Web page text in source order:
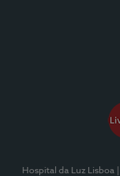
Hospital da Luz Lisboa